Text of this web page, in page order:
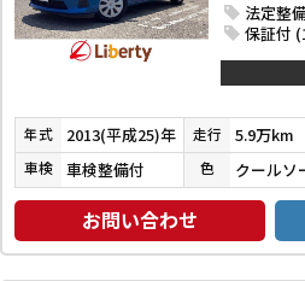
法定整
保証付
年式 2013(平成25)年 走行 5.9万km
車検 車検整備付 色
お問い合わせ